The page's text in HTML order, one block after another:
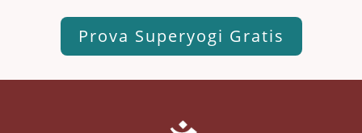
Prova Superyogi Gratis